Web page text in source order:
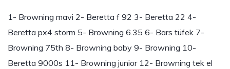
1- Browning mavi 2- Beretta f 92 3- Beretta 22 4-
Beretta px4 storm 5- Browning 6.35 6- Bars tüfek 7-
Browning 75th 8- Browning baby 9- Browning 10-
Beretta 9000s 11- Browning junior 12- Browning tek el